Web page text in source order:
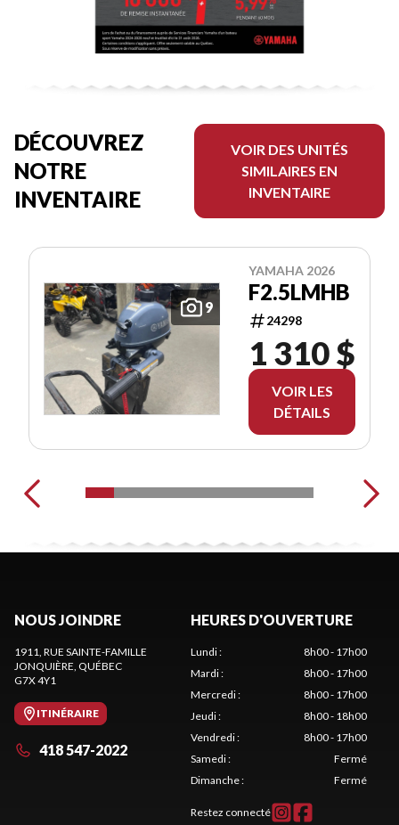
DÉCOUVREZ
NOTRE
INVENTAIRE
VOIR DES UNITÉS
SIMILAIRES EN
INVENTAIRE
9
YAMAHA 2026
F2.5LMHB
24298
1 310 $
VOIR LES
DÉTAILS
NOUS JOINDRE
1911, RUE SAINTE-FAMILLE
JONQUIÈRE, QUÉBEC
G7X 4Y1
ITINÉRAIRE
418 547-2022
HEURES D'OUVERTURE
Lundi:
8h00 - 17h00
Mardi:
8h00 - 17h00
Mercredi:
8h00 - 17h00
Jeudi:
8h00 - 18h00
Vendredi:
8h00 - 17h00
Samedi:
Fermé
Dimanche: Fermé
Restez connecté